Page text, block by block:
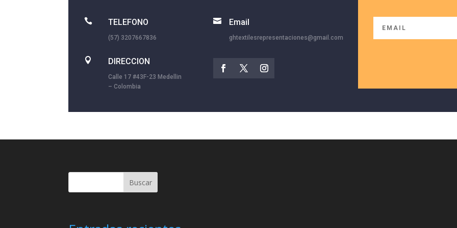
 TELEFONO
(57) 3207667836
 DIRECCION
Calle 17 #43F-23 Medellin
– Colombia
 Email
ghtextilesrepresentaciones@gmail.com
Buscar